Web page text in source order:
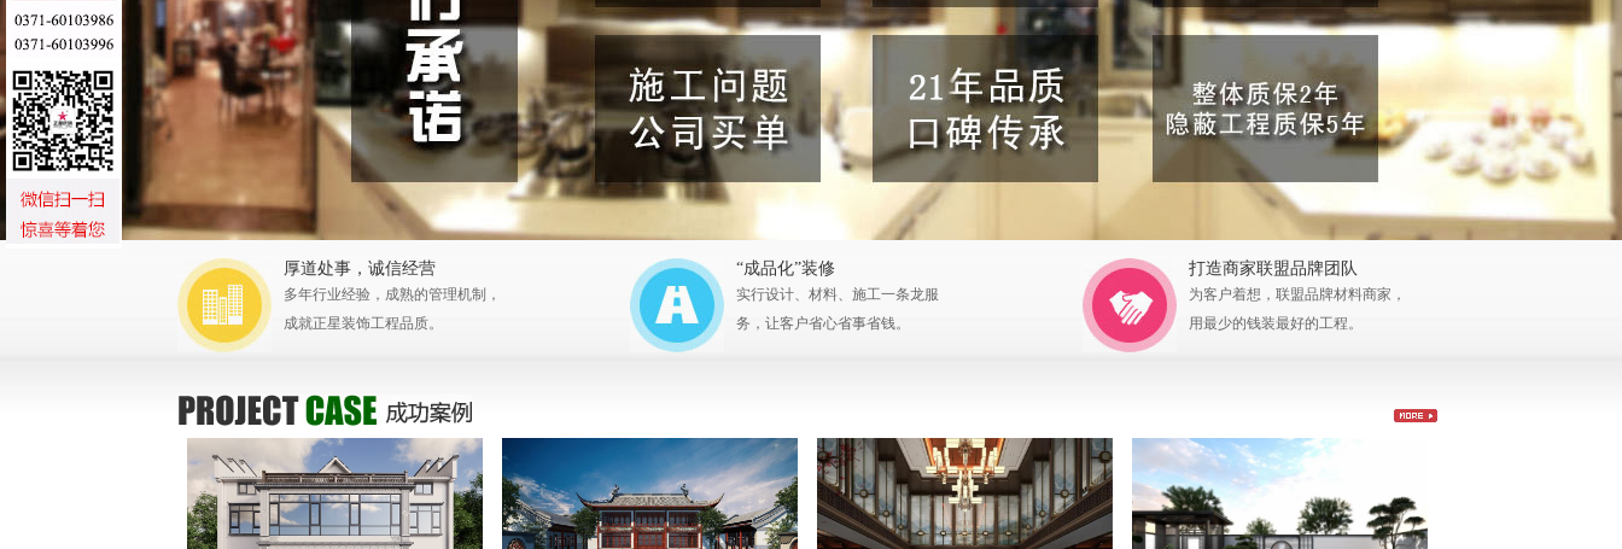
厚道处事，诚信经营
多年行业经验，成熟的管理机制，
成就正星装饰工程品质。
“成品化”装修
实行设计、材料、施工一条龙服
务，让客户省心省事省钱。
打造商家联盟品牌团队
为客户着想，联盟品牌材料商家，
用最少的钱装最好的工程。